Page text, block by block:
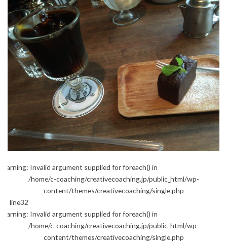
Warning: Invalid argument supplied for foreach() in
/home/c-coaching/creativecoaching.jp/public_html/wp-
content/themes/creativecoaching/single.php
on line32
Warning: Invalid argument supplied for foreach() in
/home/c-coaching/creativecoaching.jp/public_html/wp-
content/themes/creativecoaching/single.php